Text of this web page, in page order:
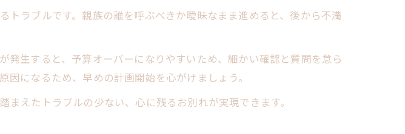
ラブルです。親族の誰を呼ぶべきか曖昧なまま進めると、後から不満
生すると、予算オーバーになりやすいため、細かい確認と質問を怠ら
になるため、早めの計画開始を心がけましょう。
えたトラブルの少ない、心に残るお別れが実現できます。